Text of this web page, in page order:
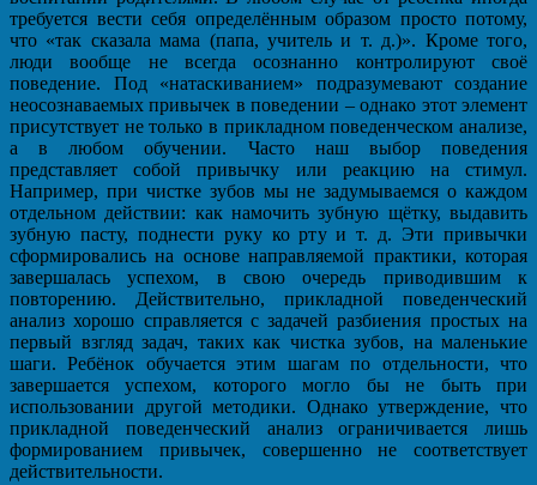
требуется вести себя определённым образом просто потому,
что «так сказала мама (папа, учитель и т. д.)». Кроме того,
люди вообще не всегда осознанно контролируют своё
поведение. Под «натаскиванием» подразумевают создание
неосознаваемых привычек в поведении – однако этот элемент
присутствует не только в прикладном поведенческом анализе,
а в любом обучении. Часто наш выбор поведения
представляет собой привычку или реакцию на стимул.
Например, при чистке зубов мы не задумываемся о каждом
отдельном действии: как намочить зубную щётку, выдавить
зубную пасту, поднести руку ко рту и т. д. Эти привычки
сформировались на основе направляемой практики, которая
завершалась успехом, в свою очередь приводившим к
повторению. Действительно, прикладной поведенческий
анализ хорошо справляется с задачей разбиения простых на
первый взгляд задач, таких как чистка зубов, на маленькие
шаги. Ребёнок обучается этим шагам по отдельности, что
завершается успехом, которого могло бы не быть при
использовании другой методики. Однако утверждение, что
прикладной поведенческий анализ ограничивается лишь
формированием привычек, совершенно не соответствует
действительности.